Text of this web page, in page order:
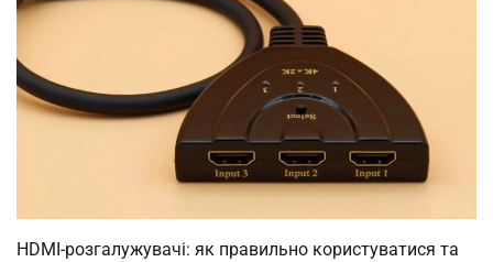
HDMI-розгалужувачі: як правильно користуватися та